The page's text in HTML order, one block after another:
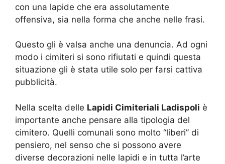
con una lapide che era assolutamente
offensiva, sia nella forma che anche nelle frasi.
Questo gli è valsa anche una denuncia. Ad ogni
modo i cimiteri si sono rifiutati e quindi questa
situazione gli è stata utile solo per farsi cattiva
pubblicità.
Nella scelta delle Lapidi Cimiteriali Ladispoli è
importante anche pensare alla tipologia del
cimitero. Quelli comunali sono molto “liberi” di
pensiero, nel senso che si possono avere
diverse decorazioni nelle lapidi e in tutta l’arte